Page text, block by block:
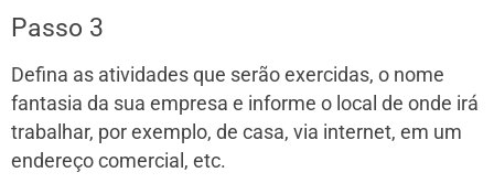
Passo 3
Defina as atividades que serão exercidas, o nome
fantasia da sua empresa e informe o local de onde irá
trabalhar, por exemplo, de casa, via internet, em um
endereço comercial, etc.